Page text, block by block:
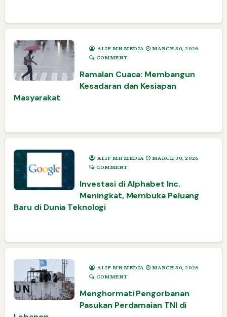
ALIF MH MEDIA
MARCH 30, 2026
COMMENT
Ramalan Cuaca: Membangun
Kesadaran dan Kesiapan
Masyarakat
ALIF MH MEDIA
MARCH 30, 2026
COMMENT
Investasi di Alphabet Inc.
Meningkat, Membuka Peluang
Baru di Dunia Teknologi
ALIF MH MEDIA
MARCH 30, 2026
COMMENT
Menghormati Pengorbanan
Pasukan Perdamaian TNI di